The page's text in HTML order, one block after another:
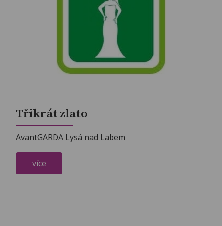
Třikrát zlato
AvantGARDA Lysá nad Labem
více